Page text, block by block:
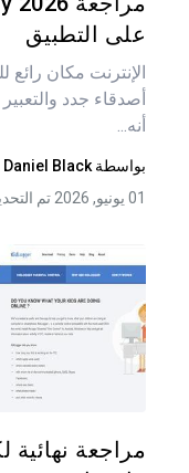
على التطبيق
الإنترنت مكان
أصدقاء جدد
أنه...
بواسطة Daniel Black
01 يونيو, 2026 تم التحديث بتاريخ